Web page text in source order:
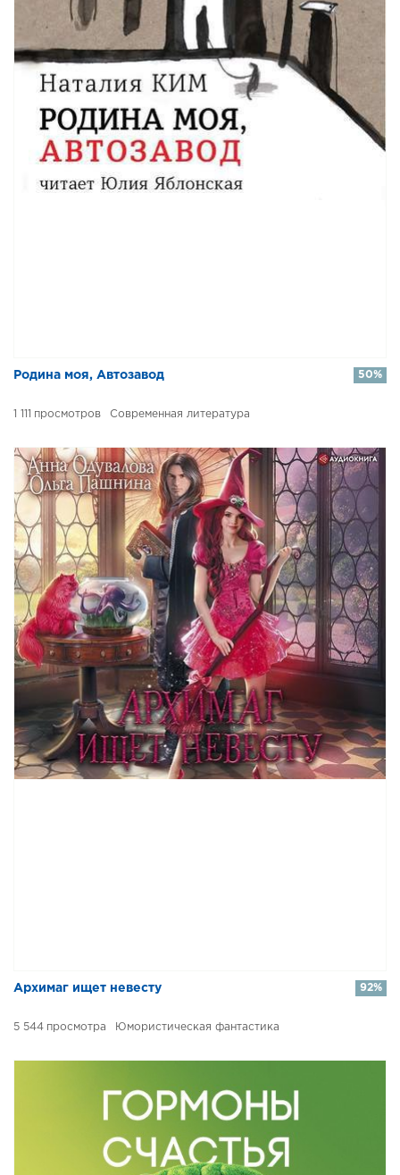
​​Родина моя, Автозавод
1 111 Современная литература
50%
​​Архимаг ищет невесту
5 544 Юмористическая фантастика
92%